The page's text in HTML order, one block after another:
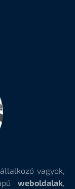
vagyok,
weboldalak